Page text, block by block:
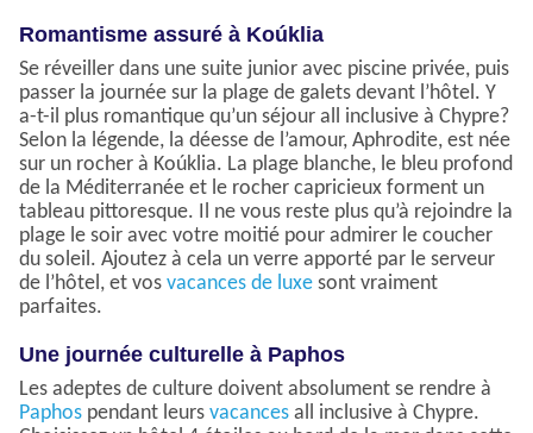
Romantisme assuré à Koúklia
Se réveiller dans une suite junior avec piscine privée, puis
passer la journée sur la plage de galets devant l’hôtel. Y
a-t-il plus romantique qu’un séjour all inclusive à Chypre?
Selon la légende, la déesse de l’amour, Aphrodite, est née
sur un rocher à Koúklia. La plage blanche, le bleu profond
de la Méditerranée et le rocher capricieux forment un
tableau pittoresque. Il ne vous reste plus qu’à rejoindre la
plage le soir avec votre moitié pour admirer le coucher
du soleil. Ajoutez à cela un verre apporté par le serveur
de l’hôtel, et vos vacances de luxe sont vraiment
parfaites.
Une journée culturelle à Paphos
Les adeptes de culture doivent absolument se rendre à
Paphos pendant leurs vacances all inclusive à Chypre.